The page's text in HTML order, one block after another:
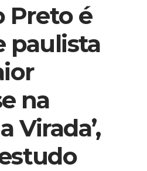
Preto é
paulista
na
Virada’,